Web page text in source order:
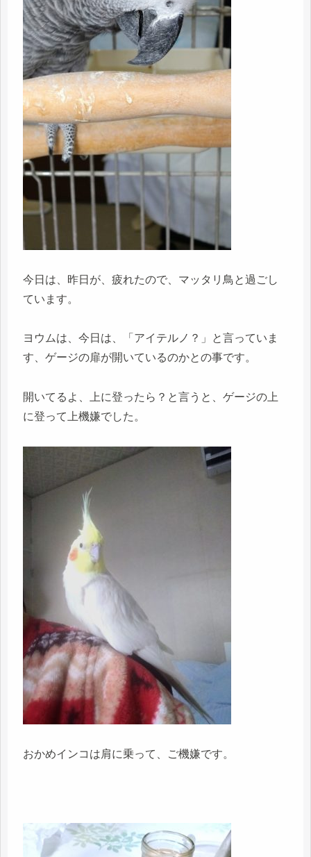
今日は、昨日が、疲れたので、マッタリ鳥と過ごし
ています。
ヨウムは、今日は、「アイテルノ？」と言っていま
す、ゲージの扉が開いているのかとの事です。
開いてるよ、上に登ったら？と言うと、ゲージの上
に登って上機嫌でした。
おかめインコは肩に乗って、ご機嫌です。